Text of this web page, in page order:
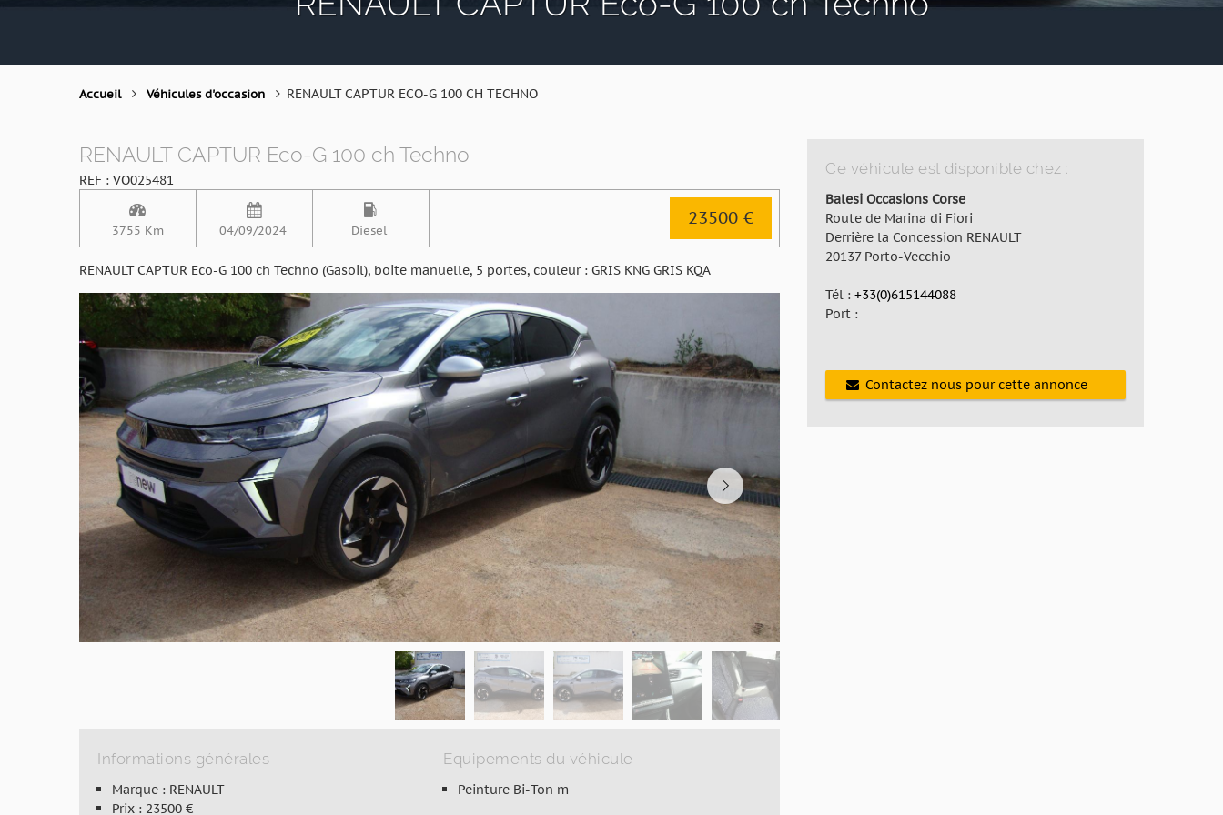
Accueil Véhicules d'occasion RENAULT CAPTUR ECO-G 100 CH TECHNO
RENAULT CAPTUR Eco-G 100 ch Techno
REF : VO025481
3755 Km 04/09/2024 Diesel
23500 €
RENAULT CAPTUR Eco-G 100 ch Techno (Gasoil), boite manuelle, 5 portes, couleur : GRIS KNG GRIS KQA
Informations générales
Marque : RENAULT
Prix : 23500 €
Equipements du véhicule
Peinture Bi-Ton m
Ce véhicule est disponible chez :
Balesi Occasions Corse
Route de Marina di Fiori
Derrière la Concession RENAULT
20137 Porto-Vecchio
Tél :+33(0)615144088
Port :
Contactez nous pour cette annonce